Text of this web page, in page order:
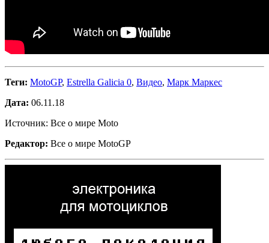
Теги: MotoGP, Estrella Galicia 0, Видео, Марк Маркес
Дата: 06.11.18
Источник: Все о мире Moto
Редактор: Все о мире MotoGP